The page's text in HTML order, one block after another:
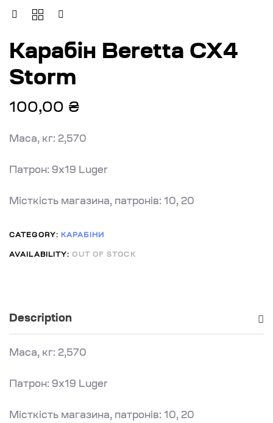
Карабін Beretta CX4
Storm
100,00 ₴
Маса, кг: 2,570
Патрон: 9х19 Luger
Місткість магазина, патронів: 10, 20
CATEGORY: КАРАБІНИ
AVAILABILITY:OUT OF STOCK
Description
Маса, кг: 2,570
Патрон: 9х19 Luger
Місткість магазина, патронів: 10, 20